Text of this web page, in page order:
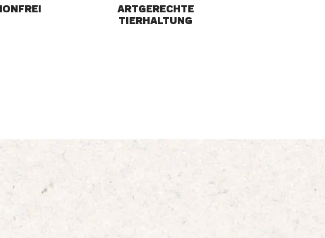
ARTGERECHTE
TIERHALTUNG